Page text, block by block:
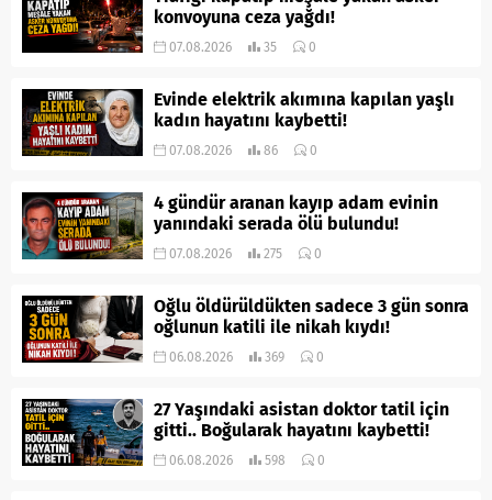
konvoyuna ceza yağdı!
07.08.2026 35 0
Evinde elektrik akımına kapılan yaşlı
kadın hayatını kaybetti!
07.08.2026 86 0
4 gündür aranan kayıp adam evinin
yanındaki serada ölü bulundu!
07.08.2026 275 0
Oğlu öldürüldükten sadece 3 gün sonra
oğlunun katili ile nikah kıydı!
06.08.2026 369 0
27 Yaşındaki asistan doktor tatil için
gitti.. Boğularak hayatını kaybetti!
06.08.2026 598 0